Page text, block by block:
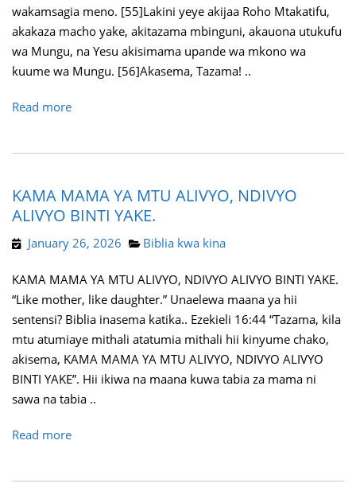
wakamsagia meno. [55]Lakini yeye akijaa Roho Mtakatifu,
akakaza macho yake, akitazama mbinguni, akauona utukufu
wa Mungu, na Yesu akisimama upande wa mkono wa
kuume wa Mungu. [56]Akasema, Tazama! ..
Read more
KAMA MAMA YA MTU ALIVYO, NDIVYO
ALIVYO BINTI YAKE.
January 26, 2026 Biblia kwa kina
KAMA MAMA YA MTU ALIVYO, NDIVYO ALIVYO BINTI YAKE.
“Like mother, like daughter.” Unaelewa maana ya hii
sentensi? Biblia inasema katika.. Ezekieli 16:44 “Tazama, kila
mtu atumiaye mithali atatumia mithali hii kinyume chako,
akisema, KAMA MAMA YA MTU ALIVYO, NDIVYO ALIVYO
BINTI YAKE”. Hii ikiwa na maana kuwa tabia za mama ni
sawa na tabia ..
Read more